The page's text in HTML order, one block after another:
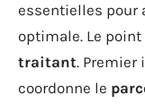
essentielles pour
optimale. Le
traitant. Premier
coordonne le